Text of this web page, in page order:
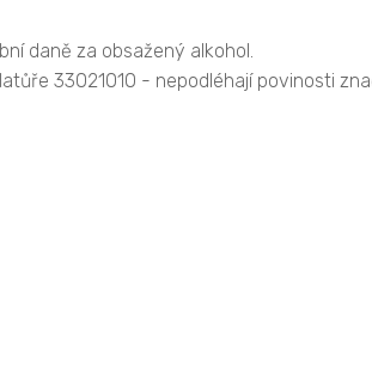
daně za obsažený alkohol.
33021010 - nepodléhají povinosti